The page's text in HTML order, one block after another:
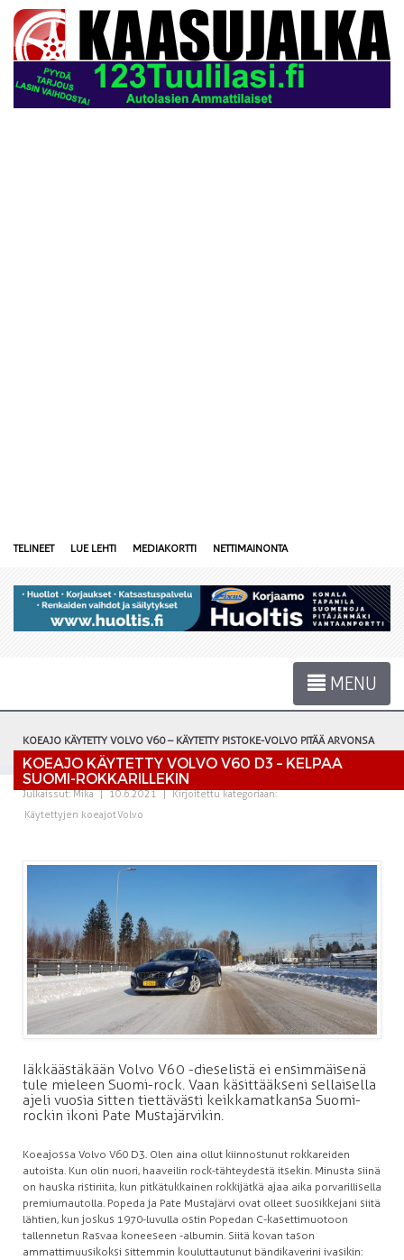
TELINEET LUE LEHTI MEDIAKORTTI NETTIMAINONTA
MENU
KOEAJO KÄYTETTY VOLVO V60 D3 – KELPAA
SUOMI-ROKKARILLEKIN
Julkaissut:Mika | 10.6.2021 | Kirjoitettu kategoriaan:
Käytettyjen koeajotVolvo
Iäkkäästäkään Volvo V60 -dieselistä ei ensimmäisenä
tule mieleen Suomi-rock. Vaan käsittääkseni sellaisella
ajeli vuosia sitten tiettävästi keikkamatkansa Suomi-
rockin ikoni Pate Mustajärvikin.
Koeajossa Volvo V60 D3. Olen aina ollut kiinnostunut rokkareiden
autoista. Kun olin nuori, haaveilin rock-tähteydestä itsekin. Minusta siinä
on hauska ristiriita, kun pitkätukkainen rokkijätkä ajaa aika porvarillisella
premiumautolla. Popeda ja Pate Mustajärvi ovat olleet suosikkejani siitä
lähtien, kun joskus 1970-luvulla ostin Popedan C-kasettimuotoon
tallennetun Rasvaa koneeseen -albumin. Siitä kovan tason
ammattimuusikoksi sittemmin kouluttautunut bändikaverini ivasikin:
KOEAJO KÄYTETTY VOLVO V60 – KÄYTETTY PISTOKE-VOLVO PITÄÄ ARVONSA